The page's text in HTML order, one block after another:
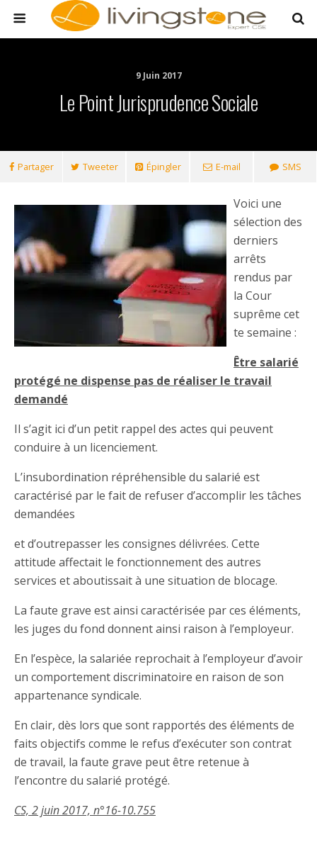
9 Juin 2017
Le Point Jurisprudence Sociale
Partager Tweeter Épingler E-mail SMS
Voici une
sélection des
derniers
arrêts
rendus par
la Cour
suprême cet
te semaine :
Être salarié
protégé ne dispense pas de réaliser le travail
demandé
Il s’agit ici d’un petit rappel des actes qui peuvent
conduire à un licenciement.
L’insubordination répréhensible du salarié est
caractérisé par le fait de refuser d’accomplir les tâches
demandées
et d’outrepasser les consignes délivrées. Cette
attitude affectait le fonctionnement des autres
services et aboutissait à une situation de blocage.
La faute grave est ainsi caractérisée par ces éléments,
les juges du fond donnent ainsi raison à l’employeur.
En l’espèce, la salariée reprochait à l’employeur d’avoir
un comportement discriminatoire en raison de son
appartenance syndicale.
En clair, dès lors que sont rapportés des éléments de
faits objectifs comme le refus d’exécuter son contrat
de travail, la faute grave peut être retenue à
l’encontre du salarié protégé.
CS, 2 juin 2017, n°16-10.755